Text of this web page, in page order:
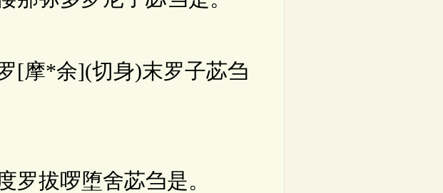
摩*余](切身)末罗子苾刍
拔啰堕舍苾刍是。